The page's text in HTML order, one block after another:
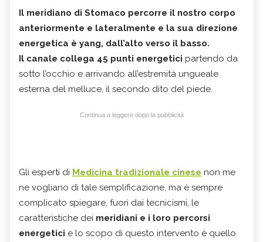
Il meridiano di Stomaco percorre il nostro corpo
anteriormente e lateralmente e la sua direzione
energetica è yang, dall’alto verso il basso.
Il canale collega 45 punti energetici partendo da
sotto l’occhio e arrivando all’estremità ungueale
esterna del melluce, il secondo dito del piede.
Continua a leggere dopo la pubblicità
Gli esperti di Medicina tradizionale cinese non me
ne vogliano di tale semplificazione, ma è sempre
complicato spiegare, fuori dai tecnicismi, le
caratteristiche dei meridiani e i loro percorsi
energetici e lo scopo di questo intervento è quello